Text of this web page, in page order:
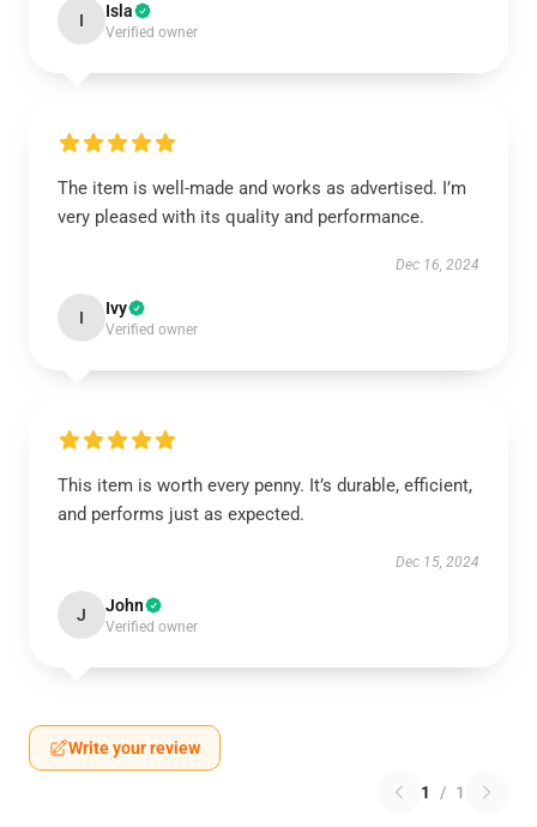
I Isla
Verified owner
The item is well-made and works as advertised. I’m
very pleased with its quality and performance.
Dec 16, 2024
I Ivy
Verified owner
This item is worth every penny. It’s durable, efficient,
and performs just as expected.
Dec 15, 2024
J John
Verified owner
Write your review
1 / 1